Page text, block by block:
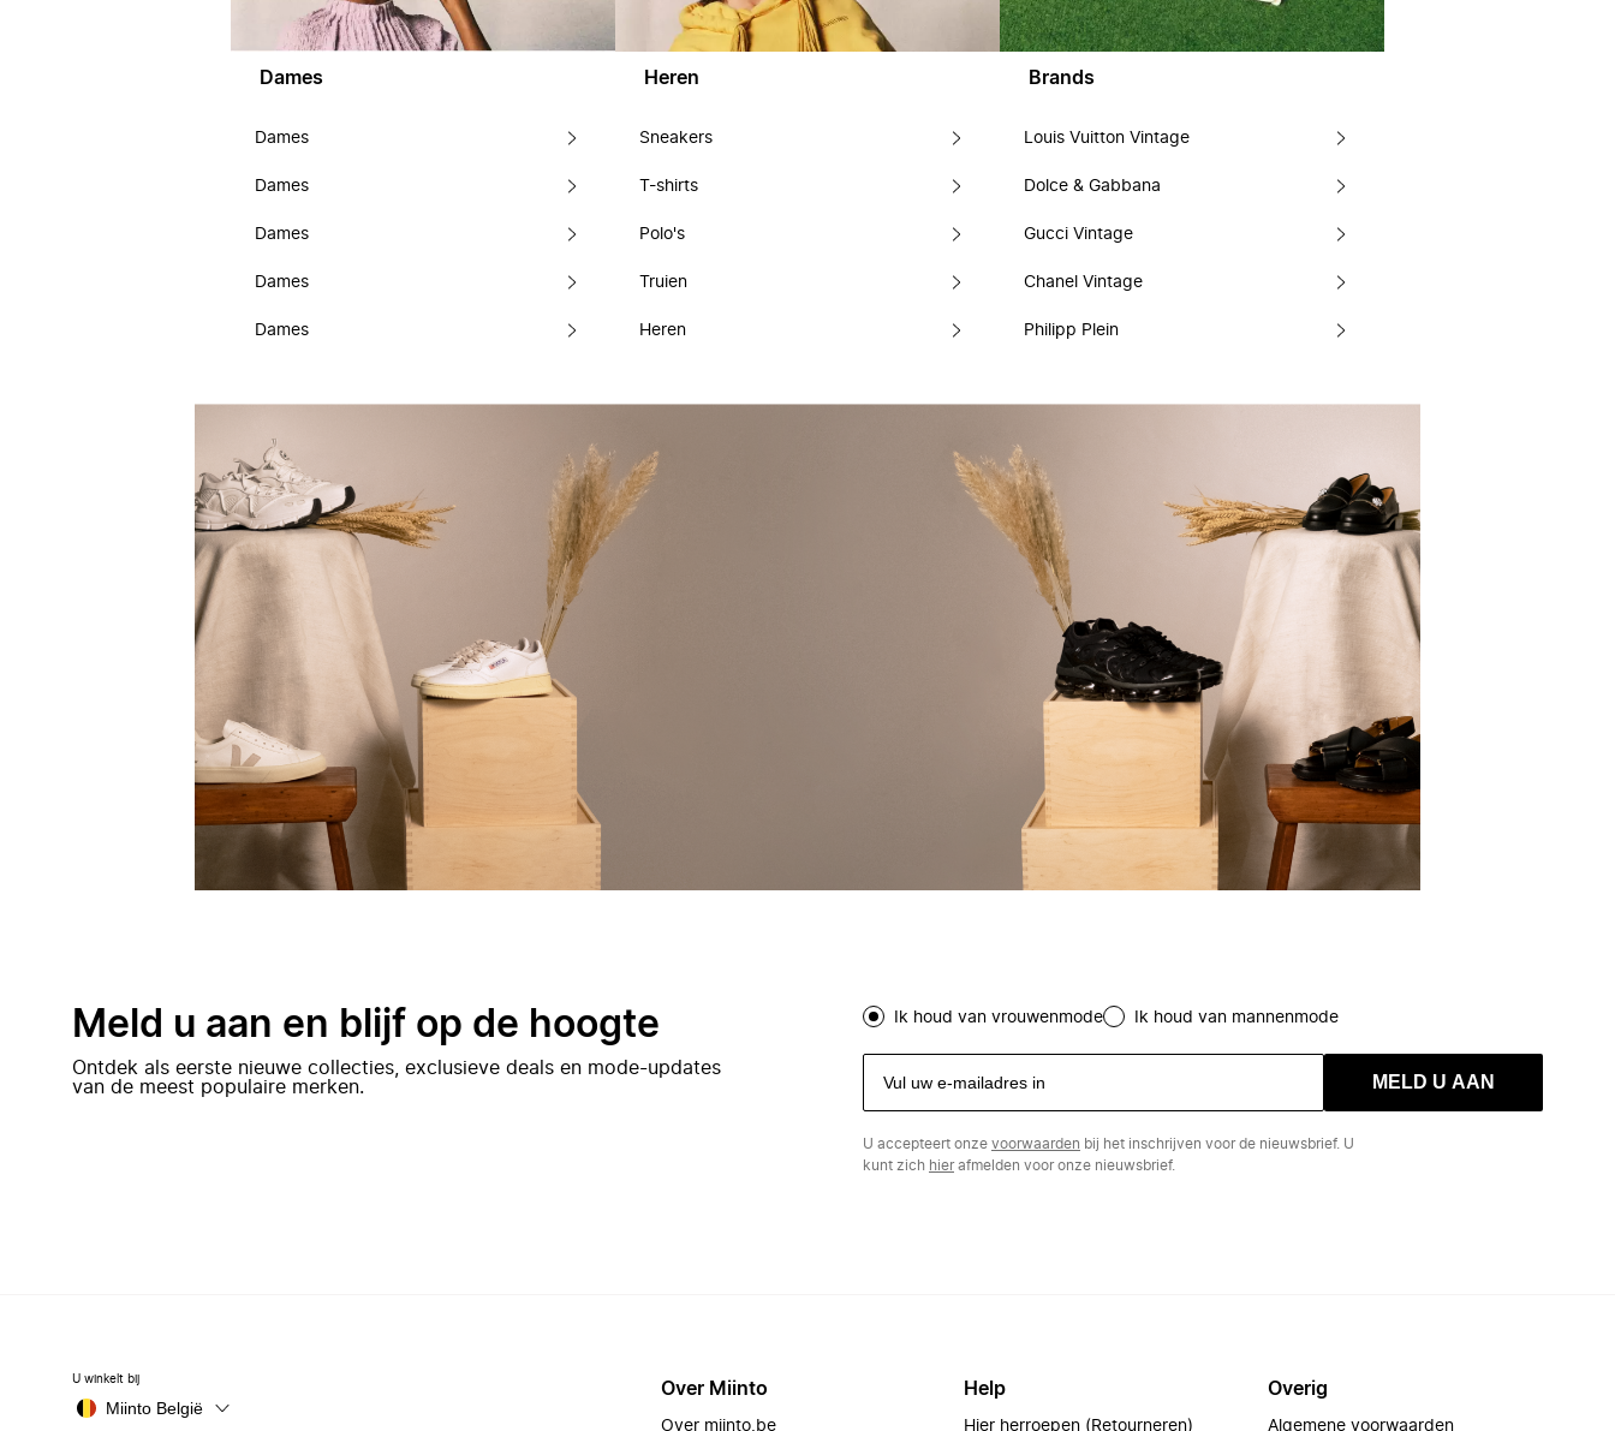
Dames
Dames
Dames
Dames
Dames
Dames
Heren
Sneakers
T-shirts
Polo's
Truien
Heren
Brands
Louis Vuitton Vintage
Dolce & Gabbana
Gucci Vintage
Chanel Vintage
Philipp Plein
Meld u aan en blijf op de hoogte
Ontdek als eerste nieuwe collecties, exclusieve deals en mode-updates
van de meest populaire merken.
Ik houd van vrouwenmode Ik houd van mannenmode
MELD U AAN
U accepteert onze voorwaarden bij het inschrijven voor de nieuwsbrief. U
kunt zich hierafmelden voor onze nieuwsbrief.
U winkelt bij
Miinto België
Over Miinto
Over miinto.be
Help
Hier herroepen (Retourneren)
Overig
Algemene voorwaarden